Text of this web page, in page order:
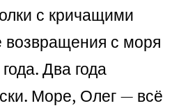
с кричащими
с моря
Два года
Море, Олег — всё